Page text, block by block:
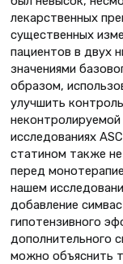
лекарственных
существенных
пациентов в двух
значениями
образом,
улучшить
исследованиях
статином также
перед
нашем
добавление
гипотензивного
дополнительного
можно объяснить